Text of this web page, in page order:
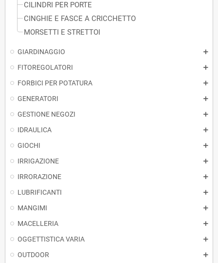
CILINDRI PER PORTE
CINGHIE E FASCE A CRICCHETTO
MORSETTI E STRETTOI
GIARDINAGGIO
FITOREGOLATORI
FORBICI PER POTATURA
GENERATORI
GESTIONE NEGOZI
IDRAULICA
GIOCHI
IRRIGAZIONE
IRRORAZIONE
LUBRIFICANTI
MANGIMI
MACELLERIA
OGGETTISTICA VARIA
OUTDOOR